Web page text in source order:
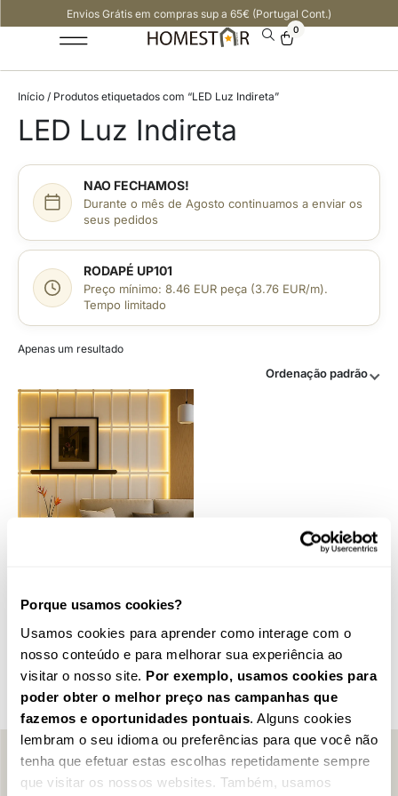
Porque usamos cookies?
Usamos cookies para aprender como interage com o
nosso conteúdo e para melhorar sua experiência ao
visitar o nosso site. Por exemplo, usamos cookies para
poder obter o melhor preço nas campanhas que
fazemos e oportunidades pontuais . Alguns cookies
lembram o seu idioma ou preferências para que você não
tenha que efetuar estas escolhas repetidamente sempre
que visitar os nossos websites. Também, usamos
Envios Grátis em compras sup a 65€ (Portugal Cont.)
0
Início / Produtos etiquetados com “LED Luz Indireta”
LED Luz Indireta
NAO FECHAMOS!
Durante o mês de Agosto continuamos a enviar os
seus pedidos
RODAPÉ UP101
Preço mínimo: 8.46 EUR peça (3.76 EUR/m).
Tempo limitado
Apenas um resultado
Ordenação padrão
Perfil UP236
(20x30mm)
1,16 €
PROMOÇÕES? AQUI CHEGAM PRIMEIRO...